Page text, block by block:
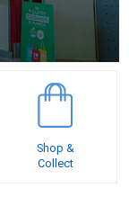
Shop &
Collect